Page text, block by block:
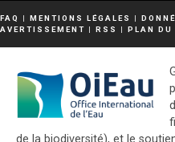
FAQ | MENTIONS LÉGALES |
AVERTISSEMENT | RSS | PLAN DU
de la biodiversité), et le